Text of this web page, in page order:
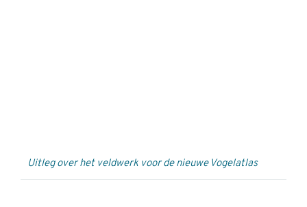
Uitleg over het veldwerk voor de nieuwe Vogelatlas